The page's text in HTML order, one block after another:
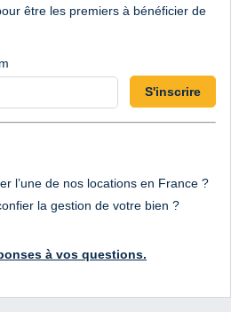
être les premiers à bénéficier de
S'inscrire
l’une de nos locations en France ?
la gestion de votre bien ?
à vos questions.